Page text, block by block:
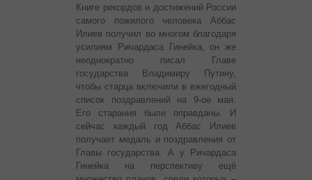
Книге рекордов и достижений России
самого пожилого человека Аббас
Илиев получил во многом благодаря
усилиям Ричардаса Гинейка, он же
неоднократно писал Главе
государства Владимиру Путину,
чтобы старца включили в ежегодный
список поздравлений на 9-ое мая.
Его старания были оправданы. И
сейчас каждый год Аббас Илиев
получает медаль и поздравления от
Главы государства. А у Ричардаса
Гинейка на перспективу ещё